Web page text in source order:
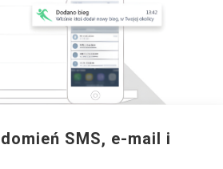
SMS, e-mail i